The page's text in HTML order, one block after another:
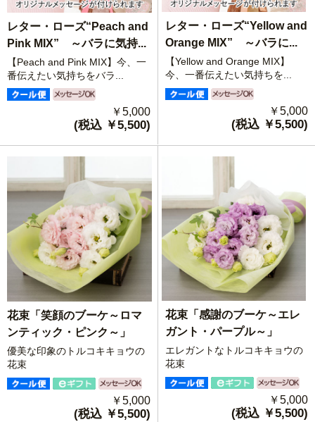
レター・ローズ“Peach and
Pink MIX” ～バラに気持...
【Peach and Pink MIX】今、一
番伝えたい気持ちをバラ...
￥5,000
(税込 ￥5,500)
レター・ローズ“Yellow and
Orange MIX” ～バラに...
【Yellow and Orange MIX】
今、一番伝えたい気持ちを...
￥5,000
(税込 ￥5,500)
花束「笑顔のブーケ～ロマ
ンティック・ピンク～」
優美な印象のトルコキキョウの
花束
￥5,000
(税込 ￥5,500)
花束「感謝のブーケ～エレ
ガント・パープル～」
エレガントなトルコキキョウの
花束
￥5,000
(税込 ￥5,500)